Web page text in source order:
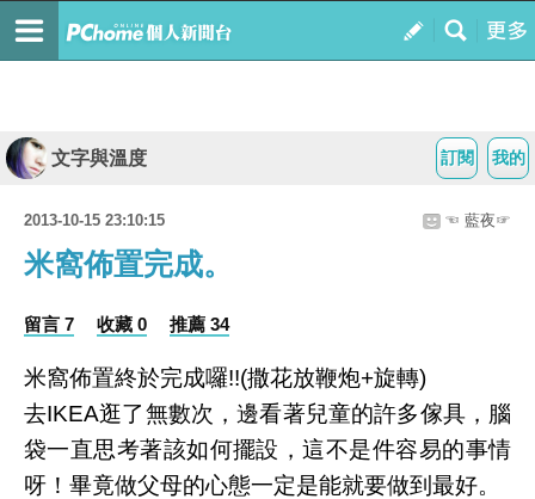
我的
訂閱
文字與溫度
2013-10-15 23:10:15 ☜ 藍夜☞
米窩佈置完成。
留言 7 收藏 0 推薦 34
米窩佈置終於完成囉!!(撒花放鞭炮+旋轉)
去IKEA逛了無數次，邊看著兒童的許多傢具，腦
袋一直思考著該如何擺設，這不是件容易的事情
呀！畢竟做父母的心態一定是能就要做到最好。